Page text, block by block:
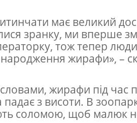
має великий
зранку, ми вперше
тож тепер люди
жирафи», –
жирафи під час
з висоти. В
соломою, щоб малюк